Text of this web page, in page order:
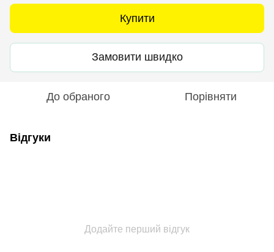
Купити
Замовити швидко
До обраного Порівняти
Відгуки
Додайте перший відгук